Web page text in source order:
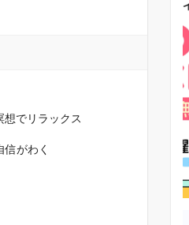
でリラックス
がわく